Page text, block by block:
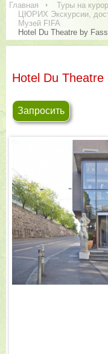
Главная
Туры на
ЦЮРИХ Экскурсии,
Музей FIFA
Hotel Du Theatre by
Hotel Du
Запросить